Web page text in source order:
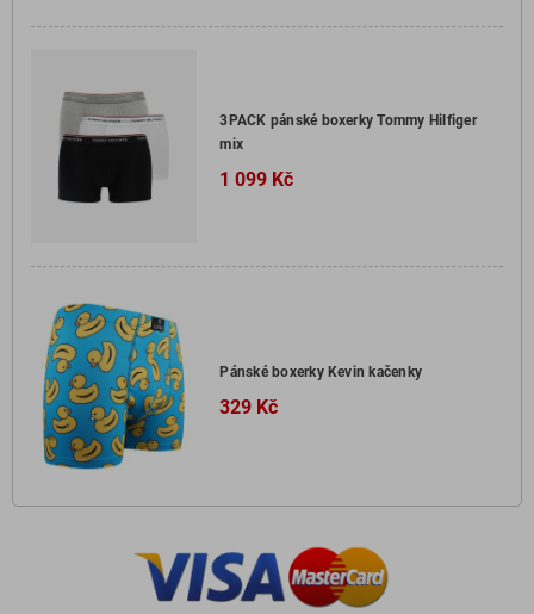
3PACK pánské boxerky Tommy Hilfiger
mix
1 099 Kč
Pánské boxerky Kevin kačenky
329 Kč